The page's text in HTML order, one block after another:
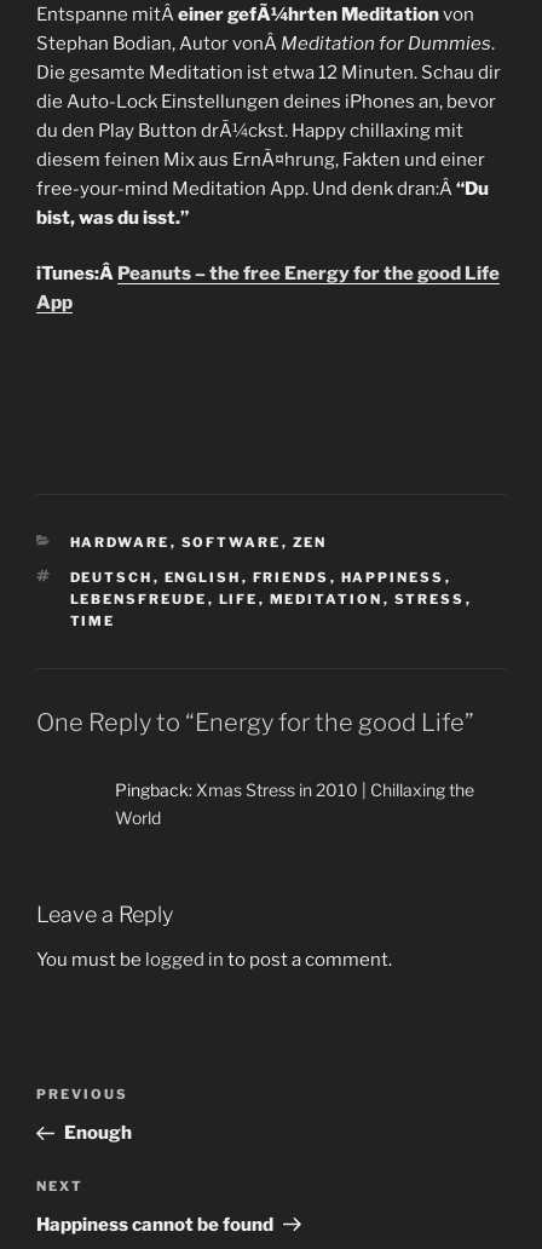
Entspanne mitÂeiner gefÃ¼hrten Meditationvon
Stephan Bodian, Autor vonÂ Meditation for Dummies.
Die gesamte Meditation ist etwa 12 Minuten. Schau dir
die Auto-Lock Einstellungen deines iPhones an, bevor
du den Play Button drÃ¼ckst. Happy chillaxing mit
diesem feinen Mix aus ErnÃ¤hrung, Fakten und einer
free-your-mind Meditation App. Und denk dran:Â“Du
bist, was du isst.”
iTunes:Â Peanuts – the free Energy for the good Life
App
CATEGORIES
HARDWARE , SOFTWARE , ZEN
TAGS
DEUTSCH , ENGLISH , FRIENDS , HAPPINESS ,
LEBENSFREUDE , LIFE , MEDITATION , STRESS ,
TIME
One Reply to “Energy for the good Life”
Pingback: Xmas Stress in 2010 | Chillaxing the
World
Leave a Reply
You must be logged in to post a comment.
Previous
Post
PREVIOUS
Enough
Next
Post
NEXT
Happiness cannot be found